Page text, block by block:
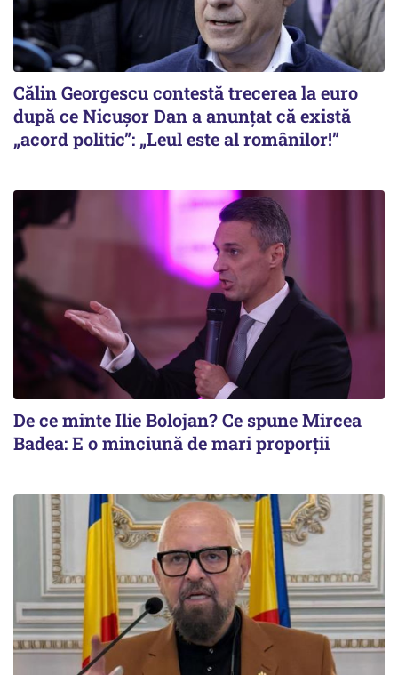
Călin Georgescu contestă trecerea la euro
după ce Nicușor Dan a anunțat că există
„acord politic”: „Leul este al românilor!”
De ce minte Ilie Bolojan? Ce spune Mircea
Badea: E o minciună de mari proporții